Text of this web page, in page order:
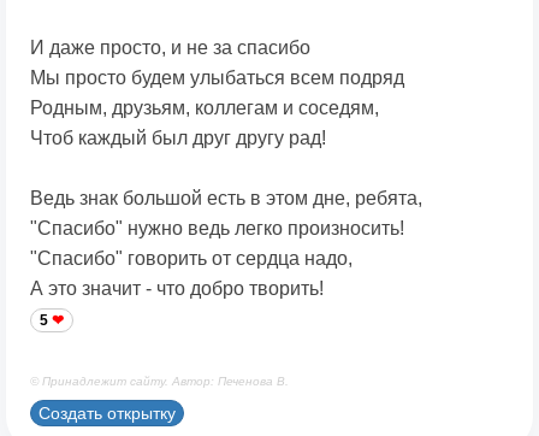
И даже просто, и не за спасибо
Мы просто будем улыбаться всем подряд
Родным, друзьям, коллегам и соседям,
Чтоб каждый был друг другу рад!
Ведь знак большой есть в этом дне, ребята,
"Спасибо" нужно ведь легко произносить!
"Спасибо" говорить от сердца надо,
А это значит - что добро творить!
5
© Принадлежит сайту. Автор: Печенова В.
Создать открытку